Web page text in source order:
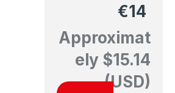
€14
Approximat
ely $15.14
(USD)